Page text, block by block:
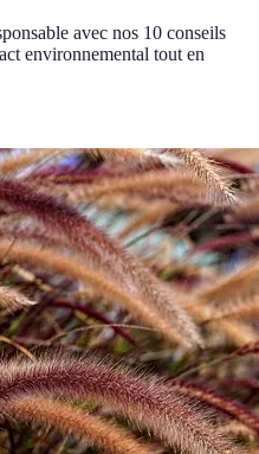
avec nos 10 conseils
environnemental tout en